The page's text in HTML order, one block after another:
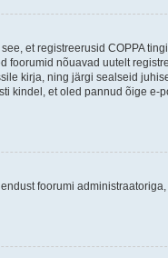
et registreerusid COPPA
nõuavad uutelt
kirja, ning järgi sealseid
kindel, et oled pannud õige e-
foorumi